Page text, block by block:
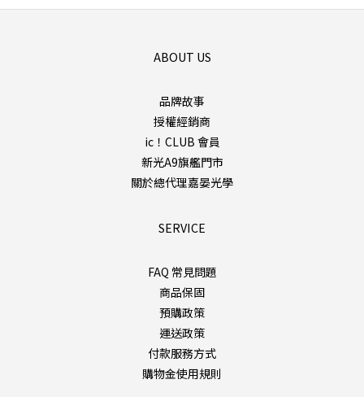
ABOUT US
品牌故事
授權經銷商
ic！CLUB 會員
新光A9旗艦門市
關於總代理嘉晏光學
SERVICE
FAQ 常見問題
商品保固
預購政策
運送政策
付款服務方式
購物金使用規則